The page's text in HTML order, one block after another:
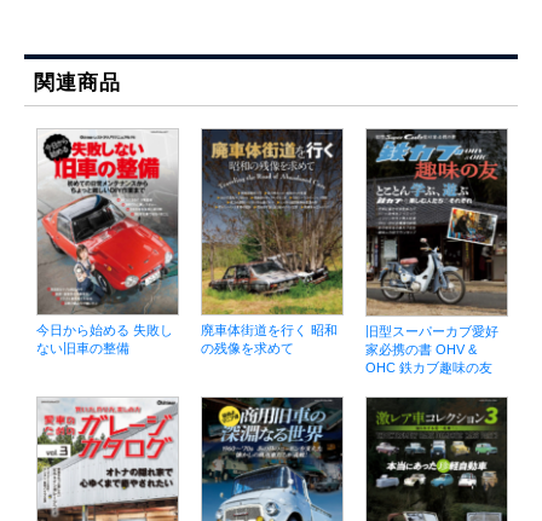
関連商品
今日から始める 失敗し
ない旧車の整備
廃車体街道を行く 昭和
の残像を求めて
旧型スーパーカブ愛好
家必携の書 OHV &
OHC 鉄カブ趣味の友